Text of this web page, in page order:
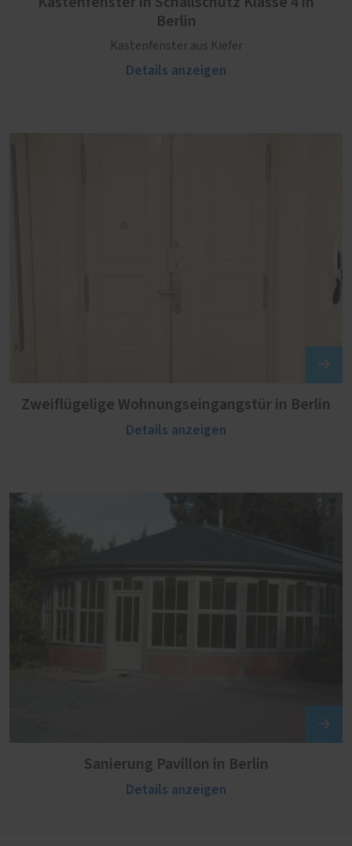
Berlin
Kastenfenster aus Kiefer
Details anzeigen
Zweiflügelige Wohnungseingangstür in Berlin
Details anzeigen
Sanierung Pavillon in Berlin
Details anzeigen